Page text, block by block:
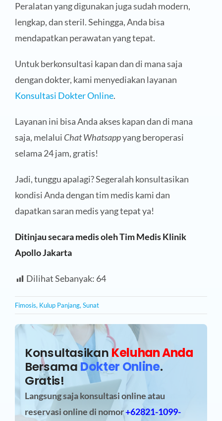
Peralatan yang digunakan juga sudah modern,
lengkap, dan steril. Sehingga, Anda bisa
mendapatkan perawatan yang tepat.
Untuk berkonsultasi kapan dan di mana saja
dengan dokter, kami menyediakan layanan
Konsultasi Dokter Online.
Layanan ini bisa Anda akses kapan dan di mana
saja, melalui Chat Whatsappyang beroperasi
selama 24 jam, gratis!
Jadi, tunggu apalagi? Segeralah konsultasikan
kondisi Anda dengan tim medis kami dan
dapatkan saran medis yang tepat ya!
Ditinjau secara medis oleh Tim Medis Klinik
Apollo Jakarta
Dilihat Sebanyak: 64
Fimosis, Kulup Panjang, Sunat
Konsultasikan Keluhan Anda
BersamaDokter Online.
Gratis!
Langsung saja konsultasi online atau
reservasi onlinedi nomor+62821-1099-